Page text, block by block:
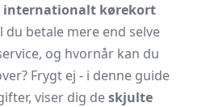
internationalt kørekort
du betale mere end selve
og hvornår kan du
Frygt ej - i denne guide
viser dig deskjulte